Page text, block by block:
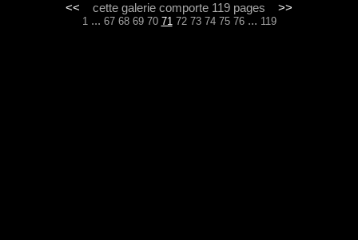
<< cette galerie comporte 119 pages >>
1 ... 67 68 69 70 71 72 73 74 75 76... 119